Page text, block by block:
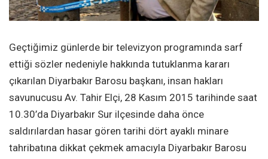
Geçtiğimiz günlerde bir televizyon programında sarf
ettiği sözler nedeniyle hakkında tutuklanma kararı
çıkarılan Diyarbakır Barosu başkanı, insan hakları
savunucusu Av. Tahir Elçi, 28 Kasım 2015 tarihinde saat
10.30’da Diyarbakır Sur ilçesinde daha önce
saldırılardan hasar gören tarihi dört ayaklı minare
tahribatına dikkat çekmek amacıyla Diyarbakır Barosu